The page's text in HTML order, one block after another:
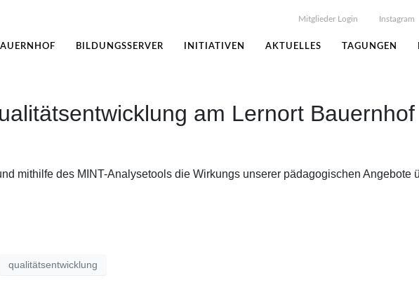
Mitglieder Login Instagram
BILDUNGSSERVER INITIATIVEN AKTUELLES TAGUNGEN
am Lernort Bauernhof
mithilfe des MINT-Analysetools die Wirkungs unserer pädagogischen Angebote
qualitätsentwicklung